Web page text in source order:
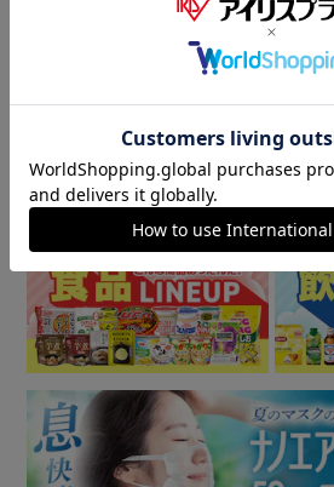
商品はアイリスプラザがセレクトし
≪こちらの商品は当社指定の運送会
大変申し訳ありませんが、【配達時
商品情報
▼ 食品・飲料おす